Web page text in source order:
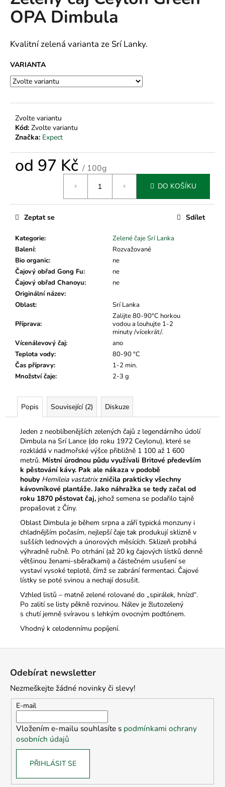
0,0
z
hvězdiček.
OPA Dimbula
Kvalitní zelená varianta ze Srí Lanky.
VARIANTA
Zvolte variantu
Kód: Zvolte variantu
Značka: Expect
od 97 Kč / 100g
DO KOŠÍKU
Kategorie:
Zelené čaje Srí Lanka
Balení:
Rozvažované
Bio organic:
ne
Čajový obřad Gong Fu:
ne
Čajový obřad Chanoyu:
ne
Originální název:
Oblast: Srí Lanka
Příprava:
Zalijte 80-90°C horkou
vodou a louhujte 1-2
minuty /vícekrát/.
Vícenálevový čaj:
ano
Teplota vody:
80-90 °C
Čas přípravy:
1-2 min.
Množství čaje: 2-3 g
Zeptat se Sdílet
Popis Související (2) Diskuze
Jeden z neoblíbenějších zelených čajů z legendárního údolí
Dimbula na Srí Lance (do roku 1972 Ceylonu), které se
rozkládá v nadmořské výšce přibližně 1 100 až 1 600
metrů. Místní úrodnou půdu využívali Britové především
k pěstování kávy. Pak ale nákaza v podobě
houby Hemileia vastatrixzničila prakticky všechny
kávovníkové plantáže. Jako náhražka se tedy začal od
roku 1870 pěstovat čaj, jehož semena se podařilo tajně
propašovat z Číny.
Oblast Dimbula je během srpna a září typická monzuny i
chladnějším počasím, nejlepší čaje tak produkují sklizně v
sušších lednových a únorových měsících. Sklizeň probíhá
výhradně ručně. Po otrhání (až 20 kg čajových lístků denně
většinou ženami-sběračkami) a částečném usušení se
vystaví vysoké teplotě, čímž se zabrání fermentaci. Čajové
lístky se poté svinou a nechají dosušit.
Vzhled listů – matně zelené rolované do „spirálek, hnízd“.
Po zalití se listy pěkně rozvinou. Nálev je žlutozelený
s chutí jemně svíravou s lehkým ovocným podtónem.
Vhodný k celodennímu popíjení.
a
j
í
t
?
D
o
r
u
u
m
e
Odebírat newsletter
Nezmeškejte žádné novinky či slevy!
E-mail
Vložením e-mailu souhlasíte s podmínkami ochrany
osobních údajů
PŘIHLÁSIT SE